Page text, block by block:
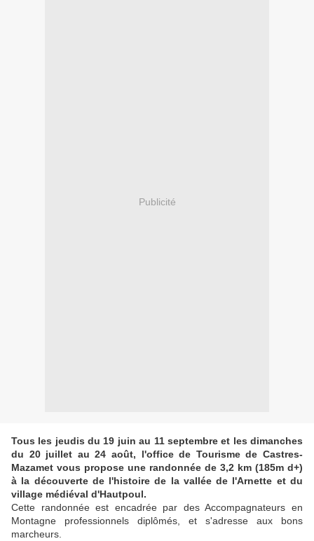
Publicité
Tous les jeudis du 19 juin au 11 septembre et les dimanches
du 20 juillet au 24 août, l'office de Tourisme de Castres-
Mazamet vous propose une randonnée de 3,2 km (185m d+)
à la découverte de l'histoire de la vallée de l'Arnette et du
village médiéval d'Hautpoul.
Cette randonnée est encadrée par des Accompagnateurs en
Montagne professionnels diplômés, et s'adresse aux bons
marcheurs.